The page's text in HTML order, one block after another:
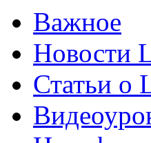
Важное
Новости
Статьи о